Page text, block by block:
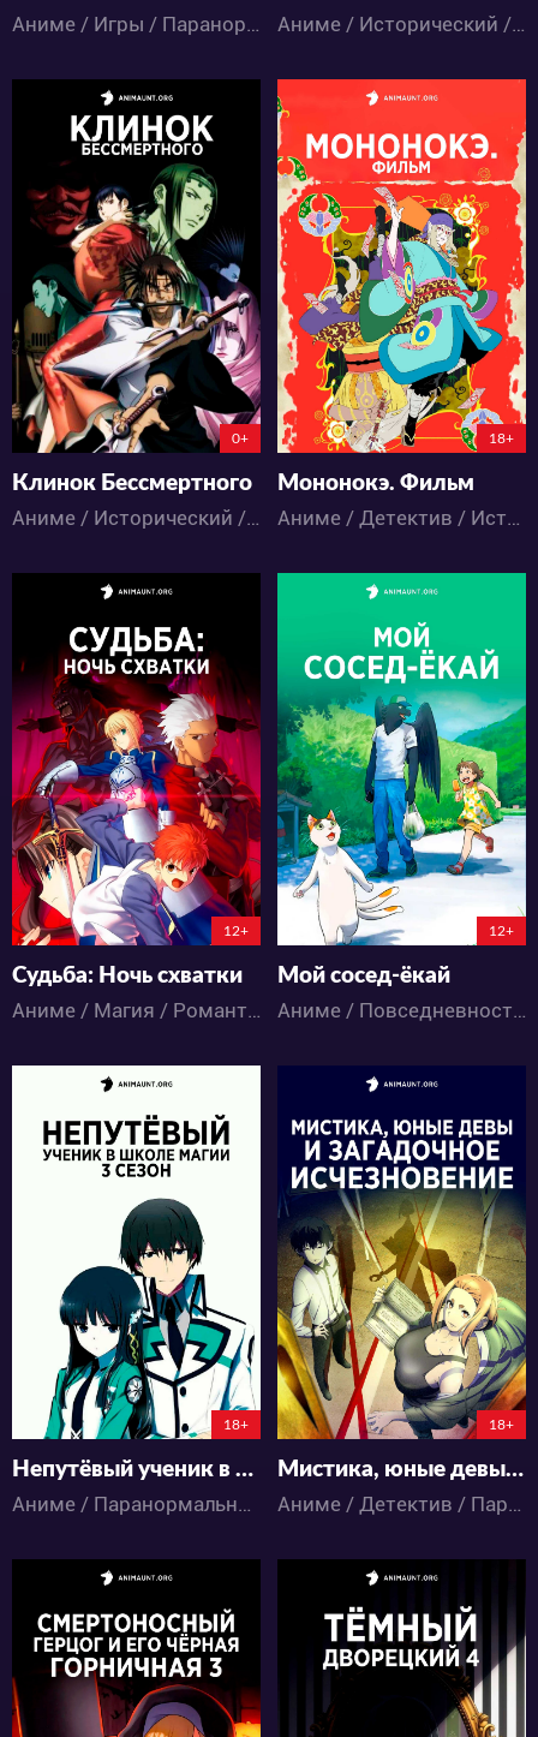
Аниме / Игры / Паранормальное / Фэнтези / Экшен Аниме / Исторический / Паранормальное / Экшен
10851
6 8
0+
Клинок Бессмертного
Аниме / Исторический / Мистика / Приключения / Паранормальное / Сёнэн / Экшен
15495
13 14
18+
Мононокэ. Фильм
Аниме / Детектив / Исторический / Психология / Паранормальное / Ужасы / Фэнтези
51595
40 82
0:0:0
12+
Судьба: Ночь схватки
Аниме / Магия / Романтика / Паранормальное / Фэнтези / Экшен
12100
50 24
12+
Мой сосед-ёкай
Аниме / Повседневность / Паранормальное
43107
44
18+
Непутёвый ученик в школе магии 3 сезон
Аниме / Паранормальное / Фантастика / Экшен
22858
44 33
18+
Мистика, юные девы и загадочное исчезновение
Аниме / Детектив / Паранормальное
13853 22345